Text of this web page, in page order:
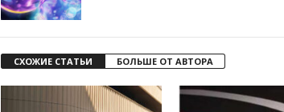
СХОЖИЕ СТАТЬИ БОЛЬШЕ ОТ АВТОРА